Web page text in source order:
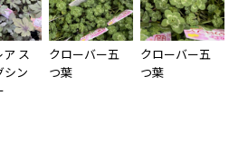
ア ス
シン
クローバー五
つ葉
クローバー五
つ葉